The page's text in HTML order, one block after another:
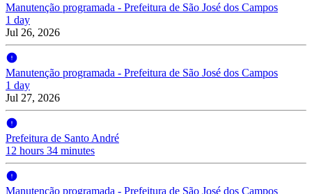
Manutenção programada - Prefeitura de São José dos Campos
1 day
Jul 26, 2026
Manutenção programada - Prefeitura de São José dos Campos
1 day
Jul 27, 2026
Prefeitura de Santo André
12 hours 34 minutes
Manutenção programada - Prefeitura de São José dos Campos